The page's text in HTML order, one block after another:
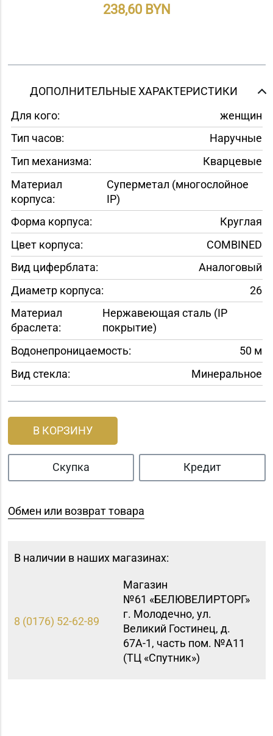
238,60
ДОПОЛНИТЕЛЬНЫЕ ХАРАКТЕРИСТИКИ
Для кого:
женщин
Тип часов:
Наручные
Тип механизма:
Кварцевые
Материал
корпуса:
Суперметал (многослойное
IP)
Форма корпуса:
Круглая
Цвет корпуса:
COMBINED
Вид циферблата:
Аналоговый
Диаметр корпуса:
26
Материал
браслета:
Нержавеющая сталь (IP
покрытие)
Водонепроницаемость:
50 м
Вид стекла:
Минеральное
В КОРЗИНУ
Скупка Кредит
Обмен или возврат товара
В наличии в наших магазинах:
8 (0176) 52-62-89
Магазин
№61 «БЕЛЮВЕЛИРТОРГ»
г. Молодечно, ул.
Великий Гостинец, д.
67А-1, часть пом. №А11
(ТЦ «Спутник»)